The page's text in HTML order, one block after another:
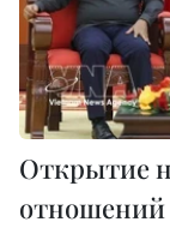
Открытие